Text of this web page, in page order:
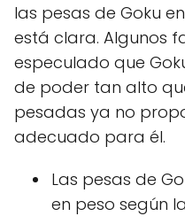
las pesas de Goku
está clara. Algunos
especulado que
de poder tan alto
pesadas ya no
adecuado para él.
Las pesas de
en peso según